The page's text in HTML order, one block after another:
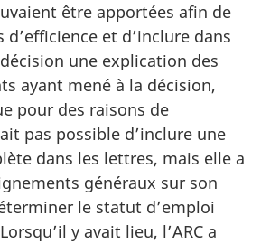
être apportées afin de
d’efficience et d’inclure dans
une explication des
ayant mené à la décision,
pour des raisons de
pas possible d’inclure une
dans les lettres, mais elle a
généraux sur son
le statut d’emploi
y avait lieu, l’ARC a